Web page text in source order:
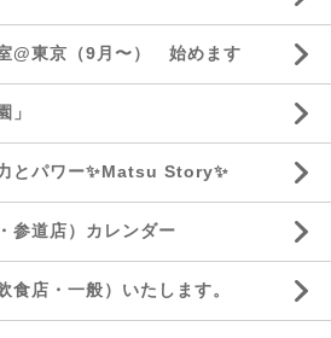
@東京（9月〜） 始めます
」
とパワー✨Matsu Story✨
参道店）カレンダー
食店・一般）いたします。